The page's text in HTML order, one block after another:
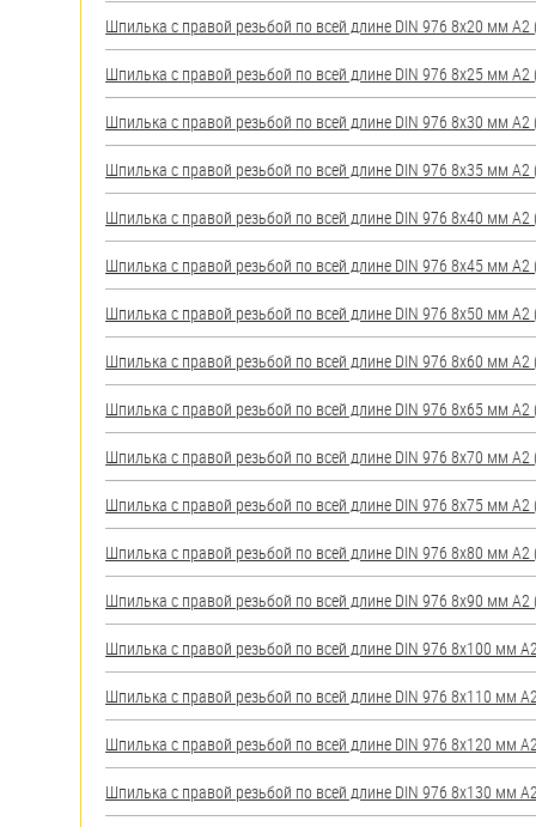
Пробки
Саморезы и шурупы
Стопорные кольца
Такелаж
Хомуты
Шайбы
Шпильки
Шплинты
Штифты и пальцы
Шпилька с правой резьбой по всей длине DIN 976 8х20 мм А2
Шпилька с правой резьбой по всей длине DIN 976 8х25 мм А2
Шпилька с правой резьбой по всей длине DIN 976 8х30 мм А2
Шпилька с правой резьбой по всей длине DIN 976 8х35 мм А2
Шпилька с правой резьбой по всей длине DIN 976 8х40 мм А2
Шпилька с правой резьбой по всей длине DIN 976 8х45 мм А2
Шпилька с правой резьбой по всей длине DIN 976 8х50 мм А2
Шпилька с правой резьбой по всей длине DIN 976 8х60 мм А2
Шпилька с правой резьбой по всей длине DIN 976 8х65 мм А2
Шпилька с правой резьбой по всей длине DIN 976 8х70 мм А2
Шпилька с правой резьбой по всей длине DIN 976 8х75 мм А2
Шпилька с правой резьбой по всей длине DIN 976 8х80 мм А2
Шпилька с правой резьбой по всей длине DIN 976 8х90 мм А2
Шпилька с правой резьбой по всей длине DIN 976 8х100 мм
Шпилька с правой резьбой по всей длине DIN 976 8х110 мм
Шпилька с правой резьбой по всей длине DIN 976 8х120 мм
Шпилька с правой резьбой по всей длине DIN 976 8х130 мм